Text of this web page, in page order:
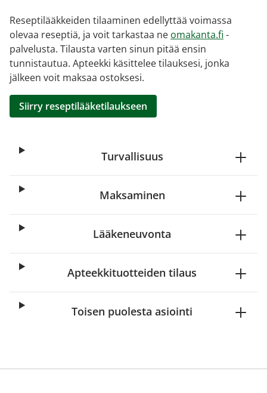
Reseptilääkkeiden tilaaminen edellyttää voimassa
olevaa reseptiä, ja voit tarkastaa ne omakanta.fi -
palvelusta. Tilausta varten sinun pitää ensin
tunnistautua. Apteekki käsittelee tilauksesi, jonka
jälkeen voit maksaa ostoksesi.
Siirry reseptilääketilaukseen
Turvallisuus
Maksaminen
Lääkeneuvonta
Apteekkituotteiden tilaus
Toisen puolesta asiointi